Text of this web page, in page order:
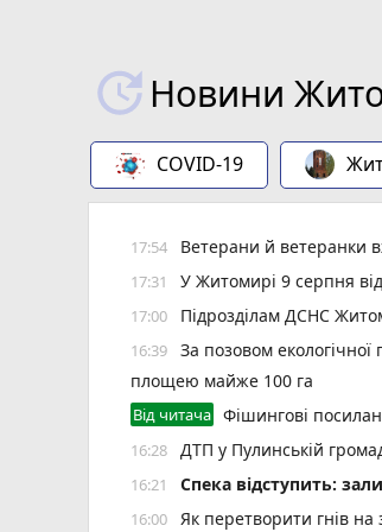
Новини
COVID-19
17:54 Ветерани й ветеранки
17:31 У Житомирі 9 серпня
17:00 Підрозділам ДСНС
16:39
За позовом
площею майже 100 га
Від читача Фішингові
16:28 ДТП у Пулинській
16:21 Спека відступить:
16:00 Як перетворити гнів